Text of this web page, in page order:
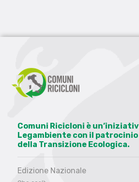
Comuni Ricicloni è
Legambiente con il
della Transizione Ecologica.
Edizione Nazionale